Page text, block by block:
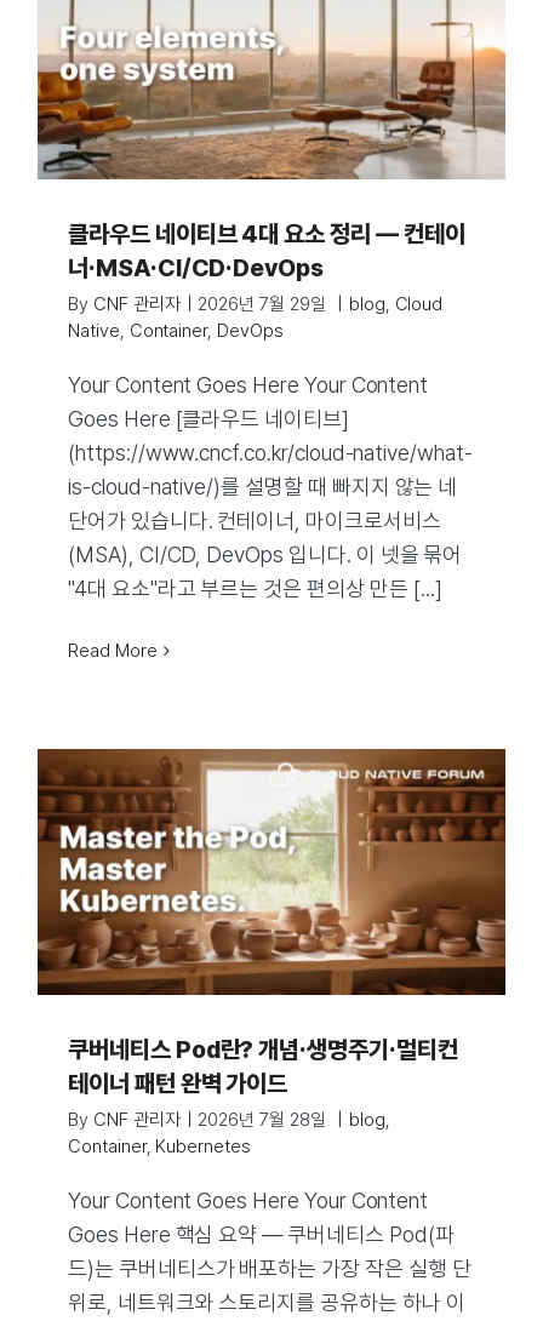
클라우드 네이티브 4대 요소 정리 — 컨테이
너·MSA·CI/CD·DevOps
By CNF 관리자 2026년 7월 29일 blog, Cloud
Native, Container, DevOps
Your Content Goes Here Your Content
Goes Here [클라우드 네이티브]
(https://www.cncf.co.kr/cloud-native/what-
is-cloud-native/)를 설명할 때 빠지지 않는 네
단어가 있습니다. 컨테이너, 마이크로서비스
(MSA), CI/CD, DevOps 입니다. 이 넷을 묶어
"4대 요소"라고 부르는 것은 편의상 만든 [...]
Read More
쿠버네티스 Pod란? 개념·생명주기·멀티컨
테이너 패턴 완벽 가이드
By CNF 관리자 2026년 7월 28일 blog,
Container, Kubernetes
Your Content Goes Here Your Content
Goes Here 핵심 요약 — 쿠버네티스 Pod(파
드)는 쿠버네티스가 배포하는 가장 작은 실행 단
위로, 네트워크와 스토리지를 공유하는 하나 이